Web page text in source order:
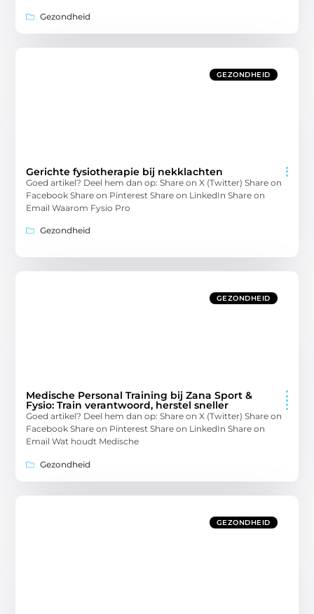
Gezondheid
GEZONDHEID
Gerichte fysiotherapie bij nekklachten
Goed artikel? Deel hem dan op: Share on X (Twitter) Share on
Facebook Share on Pinterest Share on LinkedIn Share on
Email Waarom Fysio Pro
Gezondheid
GEZONDHEID
Medische Personal Training bij Zana Sport &
Fysio: Train verantwoord, herstel sneller
Goed artikel? Deel hem dan op: Share on X (Twitter) Share on
Facebook Share on Pinterest Share on LinkedIn Share on
Email Wat houdt Medische
Gezondheid
GEZONDHEID